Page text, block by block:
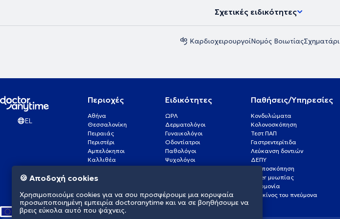
Σχετικές ειδικότητες
ΚαρδιοχειρουργοίΝομός ΒοιωτίαςΣχηματάρι
EL
Περιοχές
Αθήνα
Θεσσαλονίκη
Πειραιάς
Περιστέρι
Αμπελόκηποι
Καλλιθέα
Πάτρα
Γλυφάδα
Νέα Σμύρνη
Ειδικότητες
ΩΡΛ
Δερματολόγοι
Γυναικολόγοι
Οδοντίατροι
Παθολόγοι
Ψυχολόγοι
Οφθαλμίατροι
Καρδιολόγοι
Παθήσεις/Υπηρεσίες
Κονδυλώματα
Κολονοσκόπηση
Τεστ ΠΑΠ
Γαστρεντερίτιδα
Λεύκανση δοντιών
ΔΕΠΥ
Κολποσκόπηση
Laser μυωπίας
Πνευμονία
Καρκίνος του πνεύμονα
🍪 Αποδοχή cookies
Χρησιμοποιούμε cookies για να σου προσφέρουμε μια κορυφαία
προσωποποιημένη εμπειρία doctoranytime και να σε βοηθήσουμε να
βρεις εύκολα αυτό που ψάχνεις.